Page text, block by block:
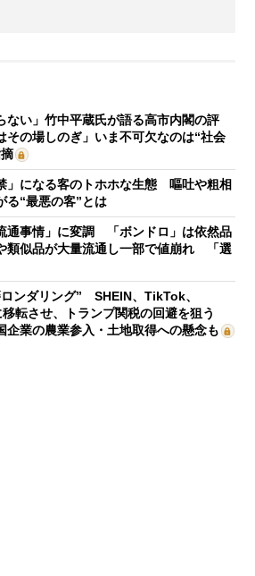
ない」竹中平蔵氏が語る高市内閣の評
の場しのぎ」いま不可欠なのは“社会
」になる客のトホホな生態 嘔吐や粗相
る“最悪の客”とは
通事情」に変調 「ボンドロ」は依然品
類似品が大量流通し一部で値崩れ 「選
ンダリング” SHEIN、TikTok、
転させ、トランプ関税の回避を狙う
企業の農業参入・土地取得への懸念も